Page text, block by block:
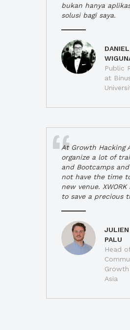
bukan hanya
solusi bagi saya.
DANIEL
Public
at
At Growth Hacking
organize a lot of
and Bootcamps
not have the time
new venue.
to save a precious
PALU
Head
Asia